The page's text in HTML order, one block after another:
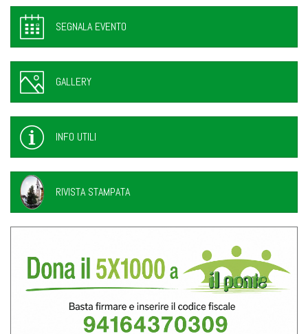
SEGNALA EVENTO
GALLERY
INFO UTILI
RIVISTA STAMPATA